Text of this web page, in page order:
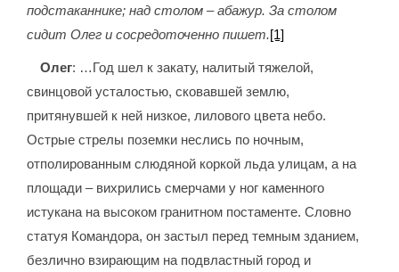
подстаканнике; над столом – абажур. За столом
сидит Олег и сосредоточенно пишет.[1]
Олег: …Год шел к закату, налитый тяжелой,
свинцовой усталостью, сковавшей землю,
притянувшей к ней низкое, лилового цвета небо.
Острые стрелы поземки неслись по ночным,
отполированным слюдяной коркой льда улицам, а на
площади – вихрились смерчами у ног каменного
истукана на высоком гранитном постаменте. Словно
статуя Командора, он застыл перед темным зданием,
безлично взирающим на подвластный город и